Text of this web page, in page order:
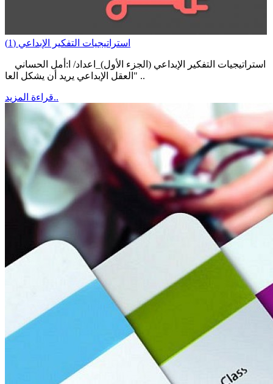
استراتيجيات التفكير الإبداعي (1)
استراتيجيات التفكير الإبداعي (الجزء الأول)_اعداد/ ا:أمل الحساني
"العقل الإبداعي يريد أن يشكل العا ..
قراءة المزيد..